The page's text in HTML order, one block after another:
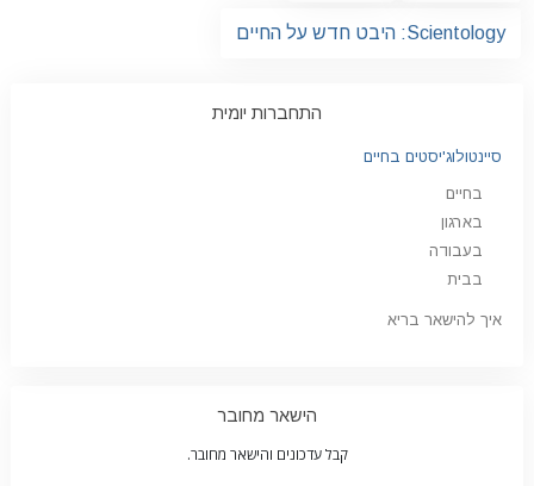
Scientology: היבט חדש על החיים
התחברות יומית
סיינטולוג'יסטים בחיים
בחיים
בארגון
בעבודה
בבית
איך להישאר בריא
הישאר מחובר
קבל עדכונים והישאר מחובר.